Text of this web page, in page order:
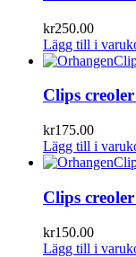
kr250.00
Lägg till i
Clips
kr175.00
Lägg till i
Clips
kr150.00
Lägg till i